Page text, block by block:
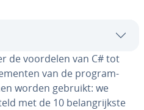
de voordelen van C# tot
van de pro­gram­
worden gebruikt: we
met de 10 be­lang­rijk­ste